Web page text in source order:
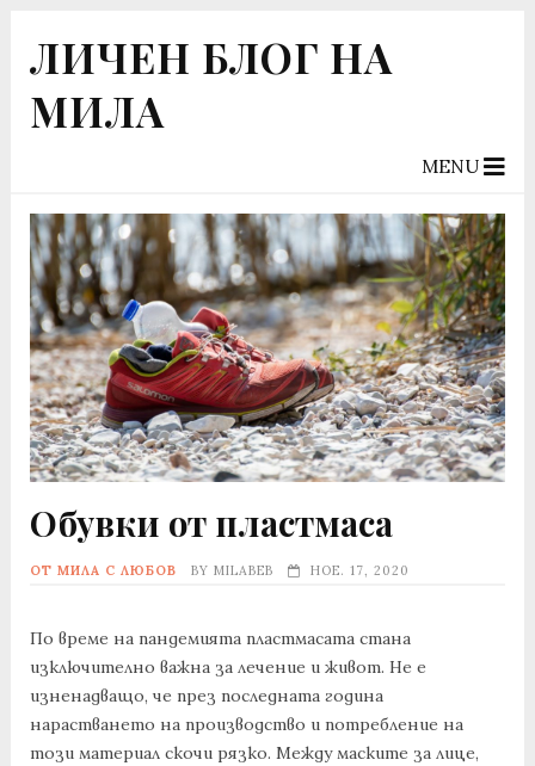
ЛИЧЕН БЛОГ НА
МИЛА
MENU
Обувки от пластмаса
ОТ МИЛА С ЛЮБОВ BY MILABEB НОЕ. 17, 2020
По време на пандемията пластмасата стана
изключително важна за лечение и живот. Не е
изненадващо, че през последната година
нарастването на производство и потребление на
този материал скочи рязко. Между маските за лице,